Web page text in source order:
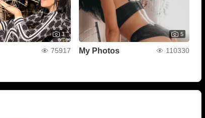
1
75917
5
My Photos 110330